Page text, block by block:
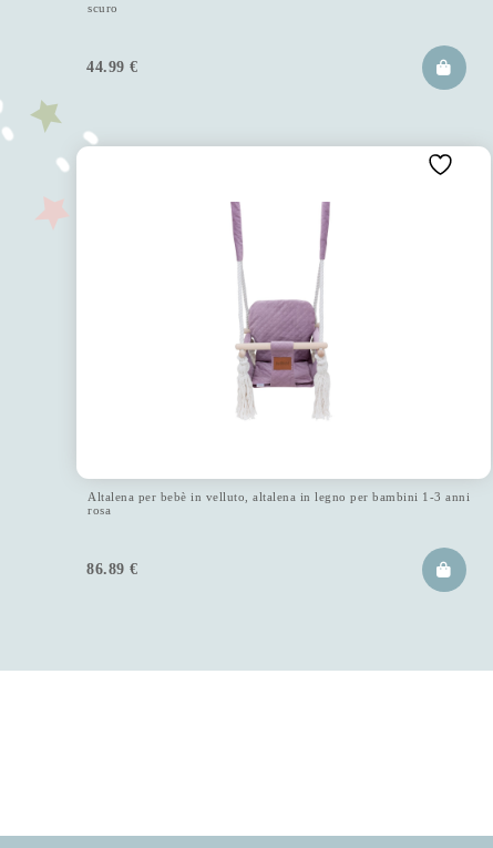
scuro
44.99 €
Altalena per bebè in velluto, altalena in legno per bambini 1-3 anni
rosa
86.89 €